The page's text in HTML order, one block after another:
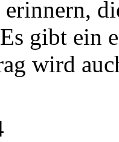
gibt ein
wird